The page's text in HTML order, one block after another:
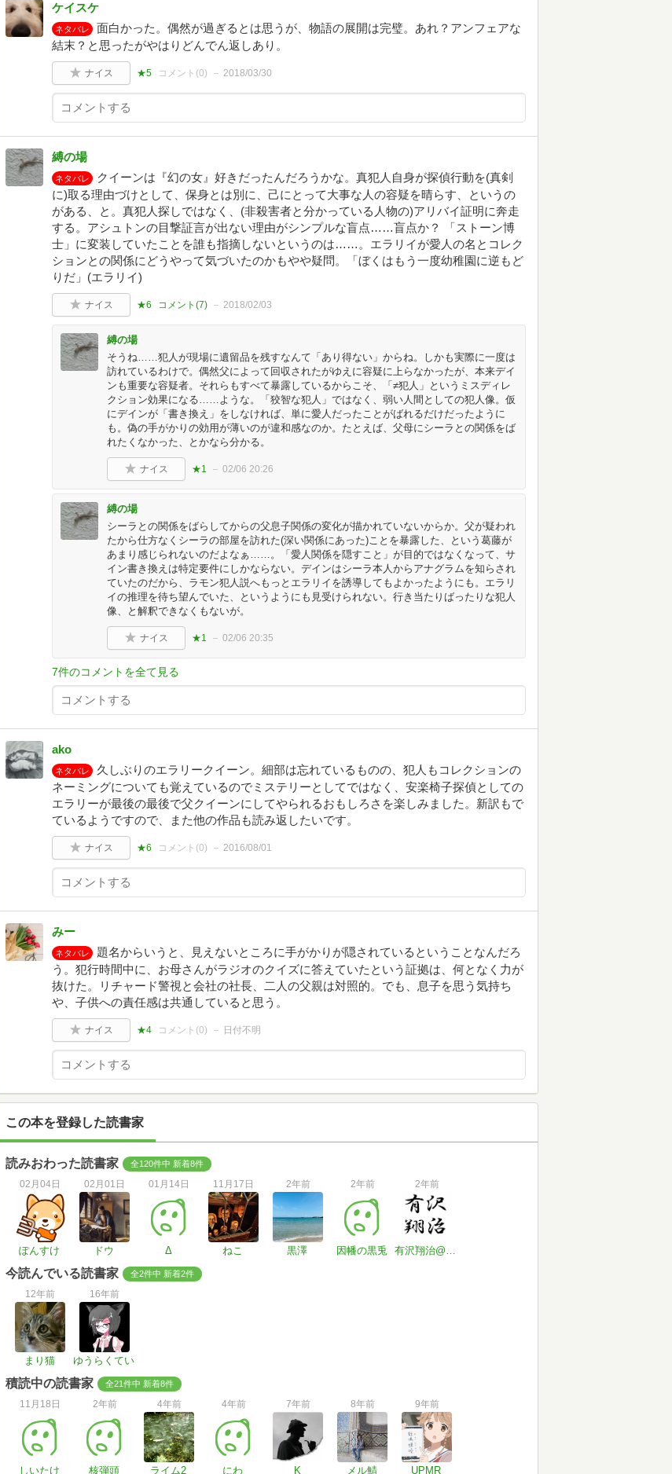
ケイスケ
ネタバレ
面白かった。偶然が過ぎるとは思うが、物語の展開は完璧。あれ？アンフェアな
結末？と思ったがやはりどんでん返しあり。
ナイス ★5 コメント(0) 2018/03/30
縛の場
ネタバレ
クイーンは『幻の女』好きだったんだろうかな。真犯人自身が探偵行動を(真剣
に)取る理由づけとして、保身とは別に、己にとって大事な人の容疑を晴らす、というの
がある、と。真犯人探しではなく、(非殺害者と分かっている人物の)アリバイ証明に奔走
する。アシュトンの目撃証言が出ない理由がシンプルな盲点……盲点か？ 「ストーン博
士」に変装していたことを誰も指摘しないというのは……。エラリイが愛人の名とコレク
ションとの関係にどうやって気づいたのかもやや疑問。「ぼくはもう一度幼稚園に逆もど
りだ」(エラリイ)
ナイス ★6 コメント(7) 2018/02/03
縛の場
そうね……犯人が現場に遺留品を残すなんて「あり得ない」からね。しかも実際に一度は
訪れているわけで。偶然父によって回収されたがゆえに容疑に上らなかったが、本来デイ
ンも重要な容疑者。それらもすべて暴露しているからこそ、「≠犯人」というミスディレ
クション効果になる……ような。「狡智な犯人」ではなく、弱い人間としての犯人像。仮
にデインが「書き換え」をしなければ、単に愛人だったことがばれるだけだったように
も。偽の手がかりの効用が薄いのが違和感なのか。たとえば、父母にシーラとの関係をば
れたくなかった、とかなら分かる。
ナイス ★1 02/06 20:26
縛の場
シーラとの関係をばらしてからの父息子関係の変化が描かれていないからか。父が疑われ
たから仕方なくシーラの部屋を訪れた(深い関係にあった)ことを暴露した、という葛藤が
あまり感じられないのだよなぁ……。「愛人関係を隠すこと」が目的ではなくなって、サ
イン書き換えは特定要件にしかならない。デインはシーラ本人からアナグラムを知らされ
ていたのだから、ラモン犯人説へもっとエラリイを誘導してもよかったようにも。エラリ
イの推理を待ち望んでいた、というようにも見受けられない。行き当たりばったりな犯人
像、と解釈できなくもないが。
ナイス ★1 02/06 20:35
7件のコメントを全て見る
ako
ネタバレ
久しぶりのエラリークイーン。細部は忘れているものの、犯人もコレクションの
ネーミングについても覚えているのでミステリーとしてではなく、安楽椅子探偵としての
エラリーが最後の最後で父クイーンにしてやられるおもしろさを楽しみました。新訳もで
ているようですので、また他の作品も読み返したいです。
ナイス ★6 コメント(0) 2016/08/01
みー
ネタバレ
題名からいうと、見えないところに手がかりが隠されているということなんだろ
う。犯行時間中に、お母さんがラジオのクイズに答えていたという証拠は、何となく力が
抜けた。リチャード警視と会社の社長、二人の父親は対照的。でも、息子を思う気持ち
や、子供への責任感は共通していると思う。
ナイス ★4 コメント(0) 日付不明
この本を登録した読書家
読みおわった読書家 全120件中 新着8件
02月04日
ぽんすけ
02月01日
ドウ
01月14日
Δ
11月17日
ねこ
2年前
黒澤
2年前
因幡の黒兎
2年前
有沢翔治@文芸同人誌配布中
今読んでいる読書家 全2件中 新着2件
12年前
まり猫
16年前
ゆうらくてい
積読中の読書家 全21件中 新着8件
11月18日
しいたけ
2年前
核弾頭
4年前
ライム2
4年前
にわ
7年前
K
8年前
メル鯖
9年前
UPMR